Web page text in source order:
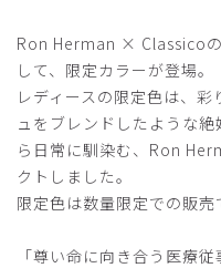
このロンハーマンのシリ
く、かつ化学繊維も入っ
です！
サイズ展開も豊富で、体
商品：R30レディース
ャコールグレー/L
Ron Herman × Classico
して、限定カラーが登場。
レディースの限定色は、
ュをブレンドしたような
ら日常に馴染む、Ron
クトしました。
限定色は数量限定での販売
「尊い命に向き合う医療